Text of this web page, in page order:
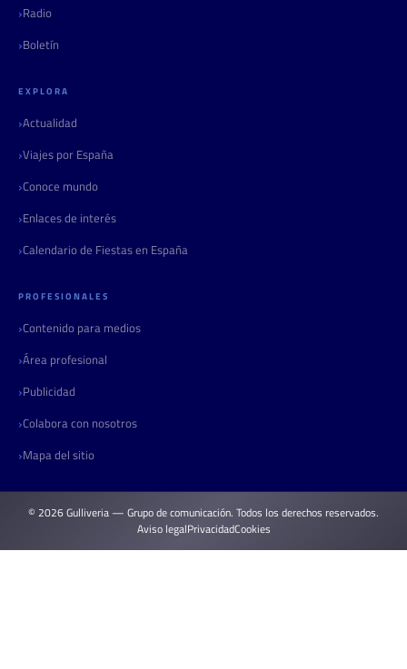
Radio
Boletín
EXPLORA
Actualidad
Viajes por España
Conoce mundo
Enlaces de interés
Calendario de Fiestas en España
PROFESIONALES
Contenido para medios
Área profesional
Publicidad
Colabora con nosotros
Mapa del sitio
© 2026 Gulliveria — Grupo de comunicación. Todos los derechos reservados.
Aviso legalPrivacidadCookies